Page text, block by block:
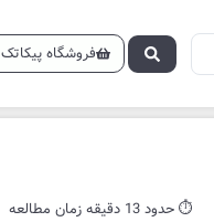
فروشگاه پیکاتک
⏱️ حدود 13 دقیقه زمان مطالعه